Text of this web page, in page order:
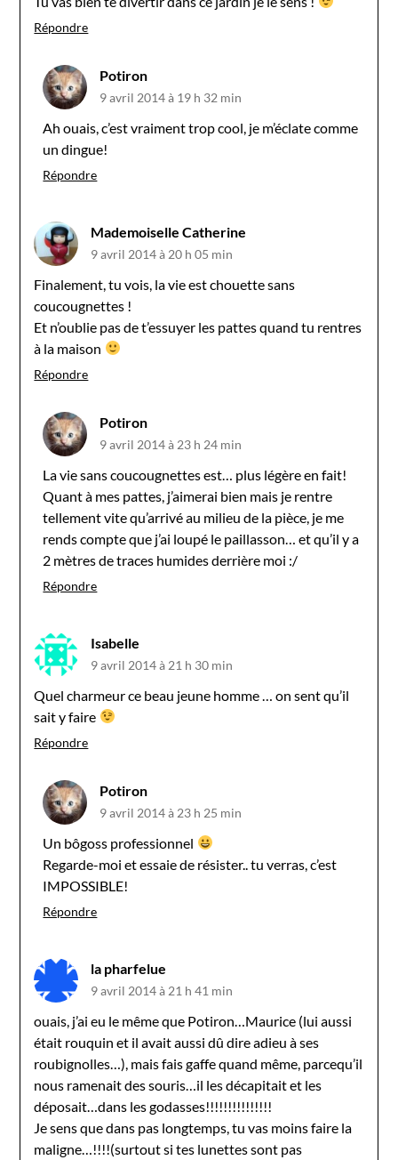
Répondre
Potiron
9 avril 2014 à 19 h 32 min
Ah ouais, c’est vraiment trop cool, je m’éclate comme
un dingue!
Répondre
Mademoiselle Catherine
9 avril 2014 à 20 h 05 min
Finalement, tu vois, la vie est chouette sans
coucougnettes !
Et n’oublie pas de t’essuyer les pattes quand tu rentres
à la maison
Répondre
Potiron
9 avril 2014 à 23 h 24 min
La vie sans coucougnettes est… plus légère en fait!
Quant à mes pattes, j’aimerai bien mais je rentre
tellement vite qu’arrivé au milieu de la pièce, je me
rends compte que j’ai loupé le paillasson… et qu’il y a
2 mètres de traces humides derrière moi :/
Répondre
Isabelle
9 avril 2014 à 21 h 30 min
Quel charmeur ce beau jeune homme … on sent qu’il
sait y faire
Répondre
Potiron
9 avril 2014 à 23 h 25 min
Un bôgoss professionnel
Regarde-moi et essaie de résister.. tu verras, c’est
IMPOSSIBLE!
Répondre
la pharfelue
9 avril 2014 à 21 h 41 min
ouais, j’ai eu le même que Potiron…Maurice (lui aussi
était rouquin et il avait aussi dû dire adieu à ses
roubignolles…), mais fais gaffe quand même, parcequ’il
nous ramenait des souris…il les décapitait et les
déposait…dans les godasses!!!!!!!!!!!!!!!
Je sens que dans pas longtemps, tu vas moins faire la
maligne…!!!!(surtout si tes lunettes sont pas